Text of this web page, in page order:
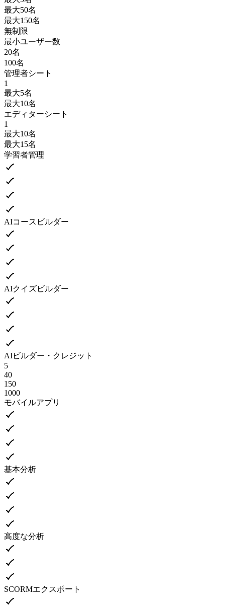
最大50名
最大150名
無制限
最小ユーザー数
20名
100名
管理者シート
1
最大5名
最大10名
エディターシート
1
最大10名
最大15名
学習者管理
AIコースビルダー
AIクイズビルダー
AIビルダー・クレジット
5
40
150
1000
モバイルアプリ
基本分析
高度な分析
SCORMエクスポート